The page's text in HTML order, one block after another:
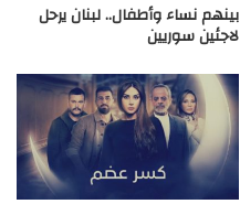
بينهم نساء وأطفال.. لبنان يرحل
لاجئين سوريين